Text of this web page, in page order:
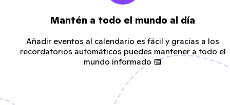
Mantén a todo el mundo al día
Añadir eventos al calendario es fácil y gracias a los
recordatorios automáticos puedes mantener a todo el
mundo informado 📅